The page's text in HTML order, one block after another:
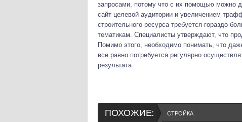
запросами, потому что с их помощью можно
сайт целевой аудитории и увеличением
строительного ресурса требуется гораздо
тематикам. Специалисты утверждают, что
Помимо этого, необходимо понимать, что
все равно потребуется регулярно
результата.
ПОХОЖИЕ: СТРОЙКА